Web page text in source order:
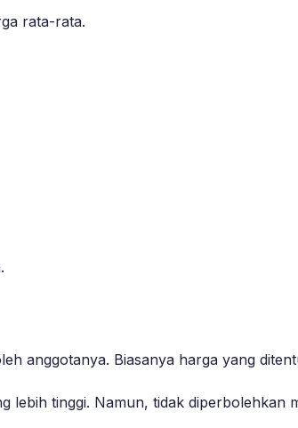
rata-rata.
anggotanya. Biasanya harga yang
tinggi. Namun, tidak diperbolehkan